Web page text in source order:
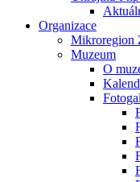
Organizace
Mikroregion
Muzeum
O